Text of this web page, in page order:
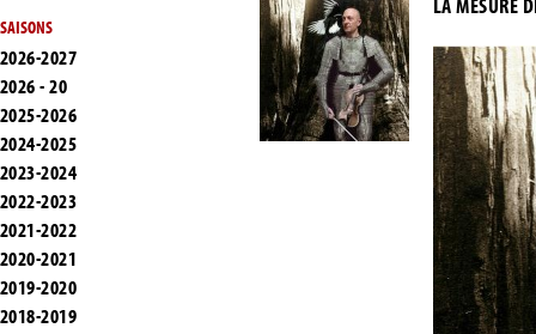
SAISONS
2026-2027
2026 - 20
2025-2026
2024-2025
2023-2024
2022-2023
2021-2022
2020-2021
2019-2020
2018-2019